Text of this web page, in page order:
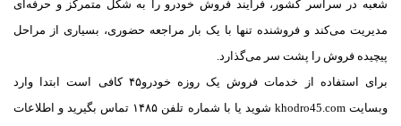
شعبه در سراسر کشور، فرآیند فروش خودرو را به شکل متمرکز و حرفه‌ای
مدیریت می‌کند و فروشنده تنها با یک بار مراجعه حضوری، بسیاری از مراحل
پیچیده فروش را پشت سر می‌گذارد.
برای استفاده از خدمات فروش یک روزه خودرو۴۵ کافی است ابتدا وارد
وبسایت khodro45.com شوید یا با شماره تلفن ۱۴۸۵ تماس بگیرید و اطلاعات